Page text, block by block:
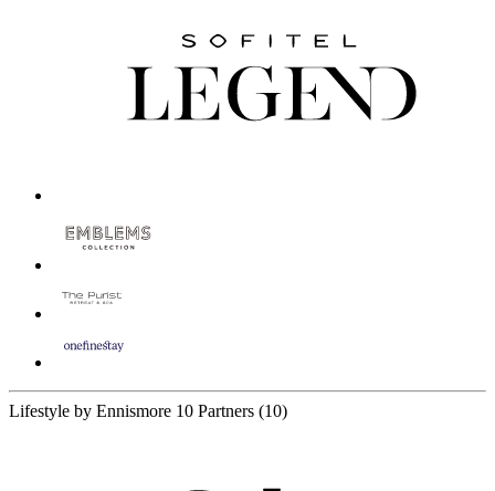
Lifestyle by Ennismore 10 Partners (10)